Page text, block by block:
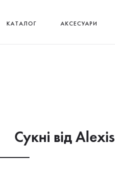
КАТАЛОГ АКСЕСУАРИ
Сукнi від Alexis